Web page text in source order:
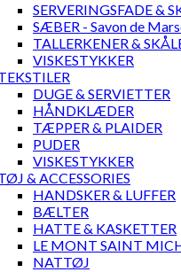
SERVERINGSFADE &
SÆBER - Savon de
TALLERKENER &
VISKESTYKKER
DUGE & SERVIETTER
HÅNDKLÆDER
TÆPPER & PLAIDER
PUDER
VISKESTYKKER
& ACCESSORIES
HANDSKER & LUFFER
BÆLTER
HATTE & KASKETTER
LE MONT SAINT
NATTØJ